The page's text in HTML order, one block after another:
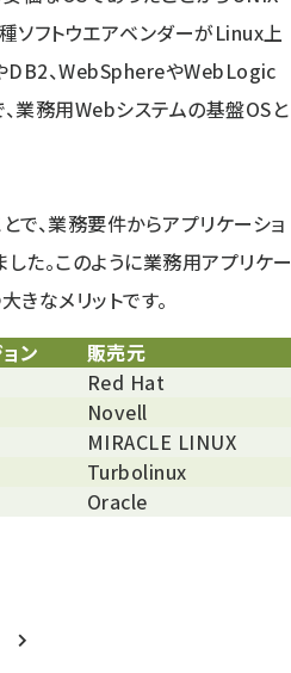
ソフトウエアベンダーがLinux上
DB2、WebSphereやWebLogic
業務用Webシステムの基盤OSと
で、業務要件からアプリケーショ
た。このように業務用アプリケー
なメリットです。
ン
販売元
Red Hat
Novell
MIRACLE LINUX
Turbolinux
Oracle